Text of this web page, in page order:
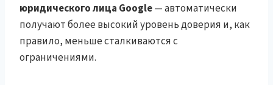
юридического лица Google— автоматически
получают более высокий уровень доверия и, как
правило, меньше сталкиваются с
ограничениями.